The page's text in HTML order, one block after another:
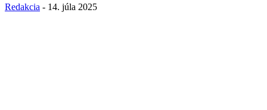
Redakcia - 14. júla 2025